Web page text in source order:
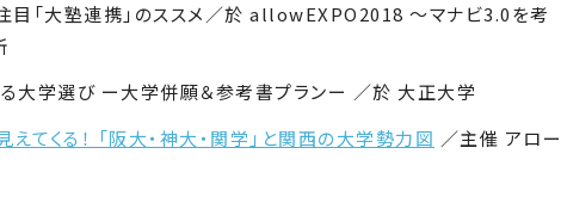
「大塾連携」のススメ／於 allowEXPO2018 〜マナビ3.0を考
大学選び ー大学併願＆参考書プランー ／於 大正大学
えてくる！ 「阪大・神大・関学」と関西の大学勢力図 ／主催 アロー